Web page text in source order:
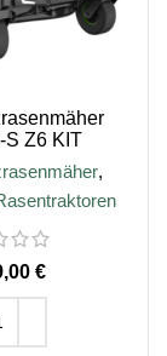
S Z6 KIT
,
€